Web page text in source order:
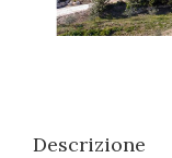
Descrizione